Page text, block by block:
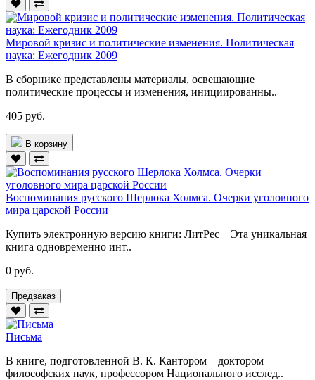
Мировой кризис и политические изменения. Политическая
наука: Ежегодник 2009
В сборнике представлены материалы, освещающие
политические процессы и изменения, инициированны..
405 руб.
В корзину
Воспоминания русского Шерлока Холмса. Очерки уголовного
мира царской России
Купить электронную версию книги: ЛитРес Эта уникальная
книга одновременно инт..
0 руб.
Предзаказ
Письма
В книге, подготовленной В. К. Кантором – доктором
философских наук, профессором Национального исслед..